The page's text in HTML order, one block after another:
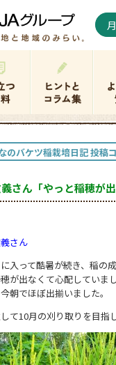
のバケツ稲栽培日記 投稿
さん「やっと稲穂が
さん
入って酷暑が続き、稲の
が出なくて心配していま
朝でほぼ出揃いました。
て10月の刈り取りを目指